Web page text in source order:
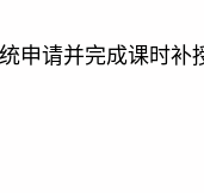
申请并完成课时补